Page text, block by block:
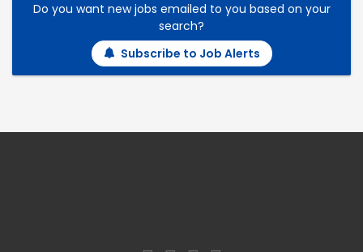
Do you want new jobs emailed to you based on your
search?
Subscribe to Job Alerts